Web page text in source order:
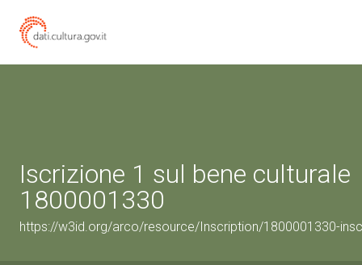
Iscrizione 1 sul bene culturale
1800001330
https://w3id.org/arco/resource/Inscription/1800001330-